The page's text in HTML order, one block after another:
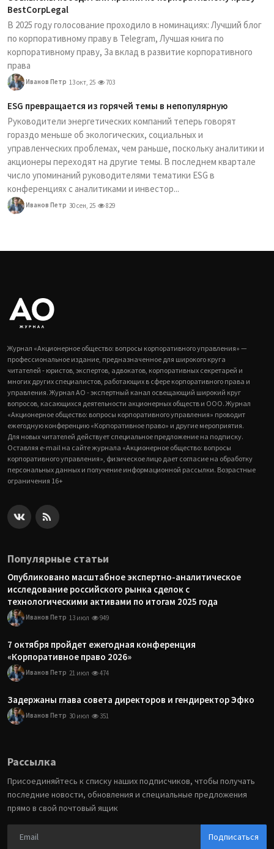
BestCorpLegal
В 2025 году голосование проходило в номинациях: Лучший блог
по корпоративному праву в Telegram, Лучшая книга по
корпоративному праву, За вклад в развитие корпоративного
права
Иванов Петр 13 окт, 25 703
ESG превращается из горячей темы в непопулярную
Руководители энергетических компаний теперь говорят
гораздо меньше об экологических, социальных и
управленческих проблемах, чем раньше, поскольку аналитики и
акционеры переходят на другие темы. В последнем квартале
число упоминаний руководителями тематики ESG в
конференциях с аналитиками и инвестор...
Иванов Петр 30 сен, 25 829
Журнал «Акционерное общество: вопросы корпоративного управления» —
профессиональное издание, предназначенное для широкого круга
читателей - юристов, экспертов, адвокатов, корпоративных секретарей и
многих других специалистов, работающих в сфере корпоративного права и
управления. Журнал АО - экспертный канал освещающий широкий круг
вопросов, касающихся деятельности акционерных обществ и ООО. Журнал
«Акционерное общество: вопросы корпоративного управления» проводит
ежегодную конференцию «Корпоративное право» и другие мероприятия.
Для новых читателей действует специальное предложение на подписку.
Оставляя e-mail на сайте журнала «Акционерное общество: вопросы
корпоративного управления», физическое лицо дает согласие на обработку
персональных данных и получение информационной рассылки. Возрастные
ограничения 16+
Популярные статьи
Опубликовано масштабное экспертно-аналитическое
исследование российского рынка сделок с
технологическими активами по итогам 2025 года
Иванов Петр 13 июл 949
7 октября пройдет ежегодная конференция
«Корпоративное право 2026»
Иванов Петр 21 июл 474
Задержаны глава совета директоров и гендиректор Эфко
Иванов Петр 30 июл 351
Рассылка
Присоединяйтесь к списку наших подписчиков, чтобы получать
последние новости, обновления и специальные предложения
прямо в свой почтовый ящик
Подписаться